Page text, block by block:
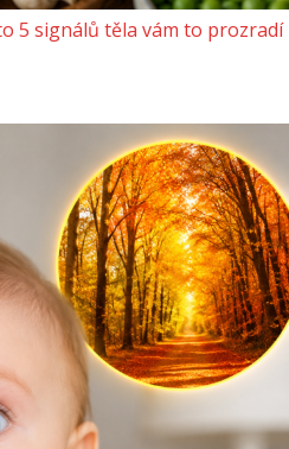
5 signálů těla vám to prozradí